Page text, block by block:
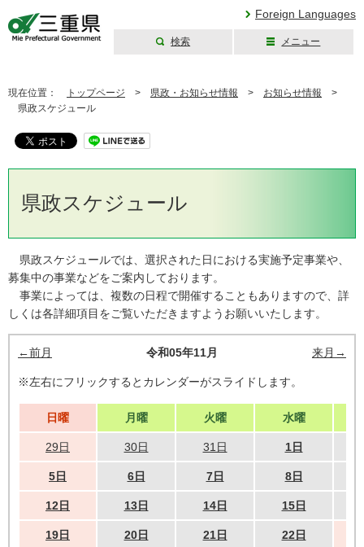
Foreign Languages
検索 メニュー
現在位置： トップページ > 県政・お知らせ情報 > お知らせ情報 >
県政スケジュール
県政スケジュール
県政スケジュールでは、選択された日における実施予定事業や、
募集中の事業などをご案内しております。
事業によっては、複数の日程で開催することもありますので、詳
しくは各詳細項目をご覧いただきますようお願いいたします。
←前月 令和05年11月 来月→
※左右にフリックするとカレンダーがスライドします。
日曜 月曜 火曜 水曜
29日 30日 31日 1日
5日 6日 7日 8日
12日 13日 14日 15日
19日 20日 21日 22日